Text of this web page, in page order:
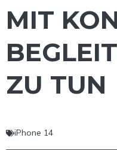
MIT
ZU TUN
iPhone 14